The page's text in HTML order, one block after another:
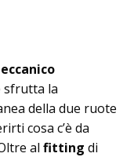
sfrutta la
della due ruote
cosa c’è da
al fitting di